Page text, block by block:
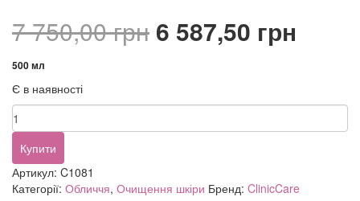
7 750,00грн Оригінальна
7
750,00 грн.
6 587,50 грн
6
500 мл
Є в наявності
ClinicCare
Moisturizing
Lotion
2-
in-
1
Купити
Артикул: C1081
Категорії: Обличчя, Очищення шкіри Бренд: ClinicCare